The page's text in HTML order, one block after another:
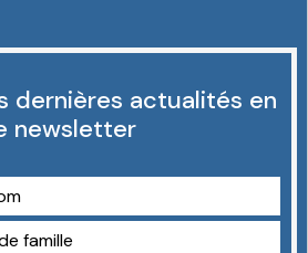
dernières actualités en
newsletter